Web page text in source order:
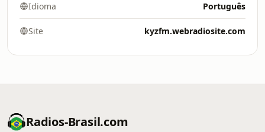
Idioma Português
Site kyzfm.webradiosite.com
Radios-Brasil.com